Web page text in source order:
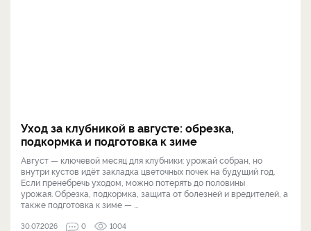
Уход за клубникой в августе: обрезка,
подкормка и подготовка к зиме
Август — ключевой месяц для клубники: урожай собран, но
внутри кустов идёт закладка цветочных почек на будущий год.
Если пренебречь уходом, можно потерять до половины
урожая. Обрезка, подкормка, защита от болезней и вредителей, а
также подготовка к зиме — ...
30.07.2026 0 1004